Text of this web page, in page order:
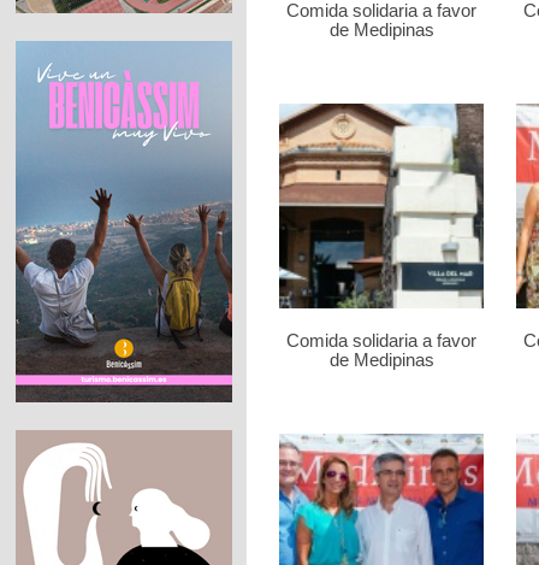
Comida solidaria a favor
de Medipinas
Comida solidaria a favor
de Medipinas